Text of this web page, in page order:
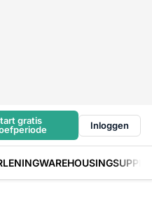
gratis
Inloggen
WAREHOUSING